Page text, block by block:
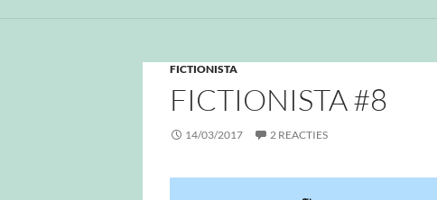
FICTIONISTA
FICTIONISTA #8
14/03/2017 2 REACTIES